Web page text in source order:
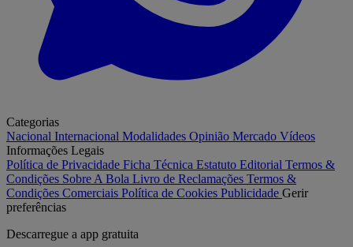
Categorias
Nacional Internacional Modalidades Opinião Mercado Vídeos
Informações Legais
Política de Privacidade Ficha Técnica Estatuto Editorial Termos &
Condições Sobre A Bola Livro de Reclamações Termos &
Condições Comerciais Política de Cookies Publicidade Gerir
preferências
Descarregue a app gratuita